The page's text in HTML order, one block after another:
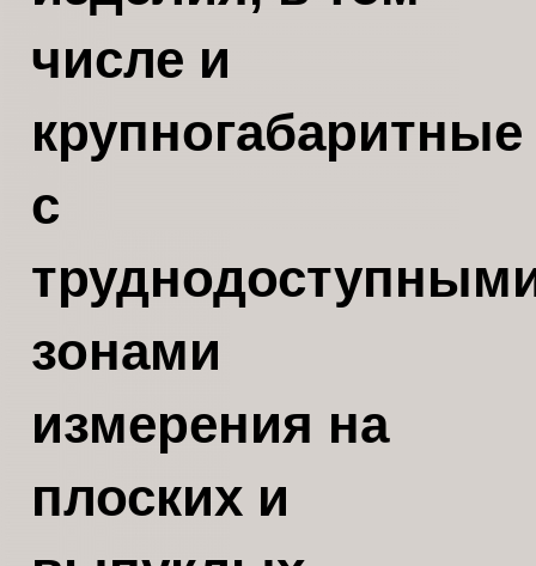
числе и
крупногабаритные
с
зонами
измерения на
плоских и